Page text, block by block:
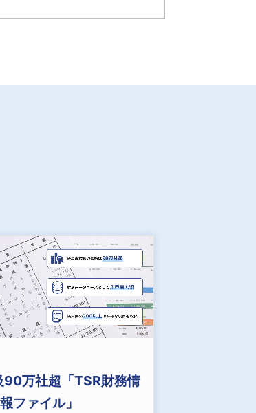
90万社超「TSR財務情
報ファイル」